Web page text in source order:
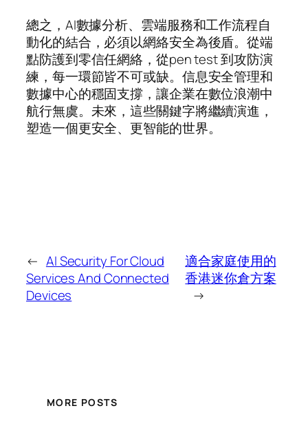
總之，AI數據分析、雲端服務和工作流程自
動化的結合，必須以網絡安全為後盾。從端
點防護到零信任網絡，從pen test 到攻防演
練，每一環節皆不可或缺。信息安全管理和
數據中心的穩固支撐，讓企業在數位浪潮中
航行無虞。未來，這些關鍵字將繼續演進，
塑造一個更安全、更智能的世界。
← AI Security For Cloud
Services And Connected
Devices
適合家庭使用的
香港迷你倉方案
→
MORE POSTS